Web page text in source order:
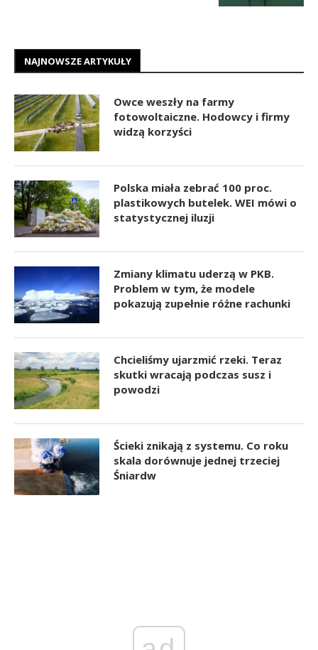
NAJNOWSZE ARTYKUŁY
Owce weszły na farmy
fotowoltaiczne. Hodowcy i firmy
widzą korzyści
Polska miała zebrać 100 proc.
plastikowych butelek. WEI mówi o
statystycznej iluzji
Zmiany klimatu uderzą w PKB.
Problem w tym, że modele
pokazują zupełnie różne rachunki
Chcieliśmy ujarzmić rzeki. Teraz
skutki wracają podczas susz i
powodzi
Ścieki znikają z systemu. Co roku
skala dorównuje jednej trzeciej
Śniardw